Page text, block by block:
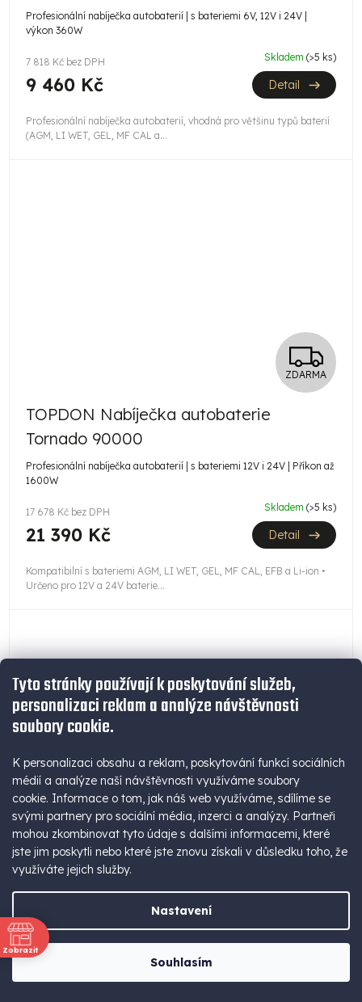
Tyto stránky používají k poskytování služeb,
personalizaci reklam a analýze návštěvnosti
soubory cookie.
K personalizaci obsahu a reklam, poskytování funkcí sociálních
médií a analýze naší návštěvnosti využíváme soubory
cookie. Informace o tom, jak náš web využíváme, sdílíme se
svými partnery pro sociální média, inzerci a analýzy. Partneři
mohou zkombinovat tyto údaje s dalšími informacemi, které
jste jim poskytli nebo které jste znovu získali v důsledku toho, že
využíváte jejich služby.
Nastavení
Souhlasím
A
Profesionální nabíječka autobaterií | s bateriemi 6V, 12V i 24V |
výkon 360W
7 818 Kč bez DPH
9 460 Kč
Skladem (>5 ks)
Detail
Profesionální nabíječka autobaterií, vhodná pro většinu typů baterií
(AGM, LI WET, GEL, MF CAL a...
Z
D
R
A
ZDARMA
TOPDON Nabíječka autobaterie
Tornado 90000
Profesionální nabíječka autobaterií | s bateriemi 12V i 24V | Příkon až
1600W
17 678 Kč bez DPH
21 390 Kč
Skladem (>5 ks)
Detail
Kompatibilní s bateriemi AGM, LI WET, GEL, MF CAL, EFB a Li-ion •
Určeno pro 12V a 24V baterie...
Z
D
M
A
TOPDON startér a tester autobaterie
V4500Plus
TOPDON | baterie 32000 mAh | 4500A | USB-A | USB-C | DC Jack |
LED svítilna | PD | QC | IP65
5 529 Kč bez DPH
6 690 Kč
Zobrazit